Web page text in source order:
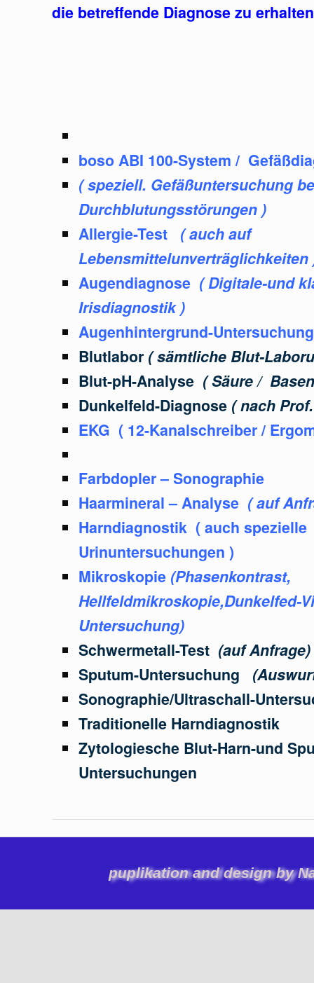
die betreffende Diagnose zu
boso ABI 100-System /
( speziell. Gefäßuntersuchung
Durchblutungsstörungen )
Allergie-Test
( auch auf
Lebensmittelunverträglichkeiten
Augendiagnose ( Digitale-und
Irisdiagnostik )
Augenhintergrund-Untersuchung
Blutlabor ( sämtliche Blut-
Blut-pH-Analyse ( Säure /
Dunkelfeld-Diagnose( nach
EKG ( 12-Kanalschreiber /
Farbdopler – Sonographie
Haarmineral – Analyse ( auf
Harndiagnostik ( auch spezielle
Urinuntersuchungen )
Mikroskopie (Phasenkontrast,
Hellfeldmikroskopie,Dunkelfed-
Untersuchung)
Schwermetall-Test (auf Anfrage)
Sputum-Untersuchung
Sonographie/Ultraschall-
Traditionelle Harndiagnostik
Zytologiesche Blut-Harn-und
Untersuchungen
puplikation and design by